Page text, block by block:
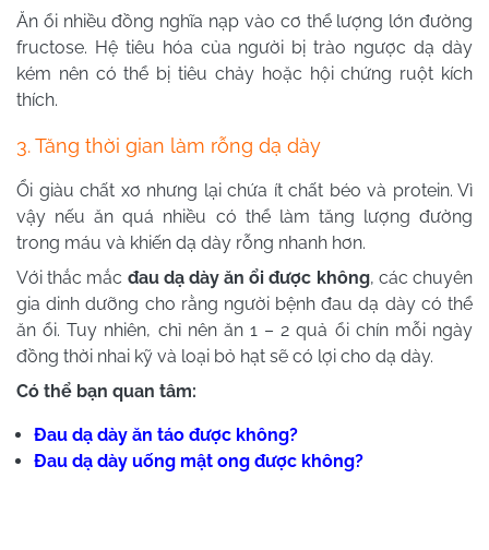
Ăn ổi nhiều đồng nghĩa nạp vào cơ thể lượng lớn đường
fructose. Hệ tiêu hóa của người bị trào ngược dạ dày
kém nên có thể bị tiêu chảy hoặc hội chứng ruột kích
thích.
3. Tăng thời gian làm rỗng dạ dày
Ổi giàu chất xơ nhưng lại chứa ít chất béo và protein. Vì
vậy nếu ăn quá nhiều có thể làm tăng lượng đường
trong máu và khiến dạ dày rỗng nhanh hơn.
Với thắc mắc đau dạ dày ăn ổi được không, các chuyên
gia dinh dưỡng cho rằng người bệnh đau dạ dày có thể
ăn ổi. Tuy nhiên, chỉ nên ăn 1 – 2 quả ổi chín mỗi ngày
đồng thời nhai kỹ và loại bỏ hạt sẽ có lợi cho dạ dày.
Có thể bạn quan tâm:
Đau dạ dày ăn táo được không?
Đau dạ dày uống mật ong được không?